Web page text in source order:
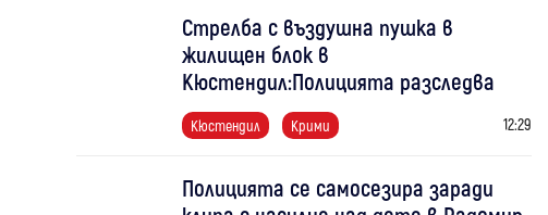
Стрелба с въздушна пушка в
жилищен блок в
Кюстендил:Полицията разследва
Кюстендил Крими 12:29
Полицията се самосезира заради